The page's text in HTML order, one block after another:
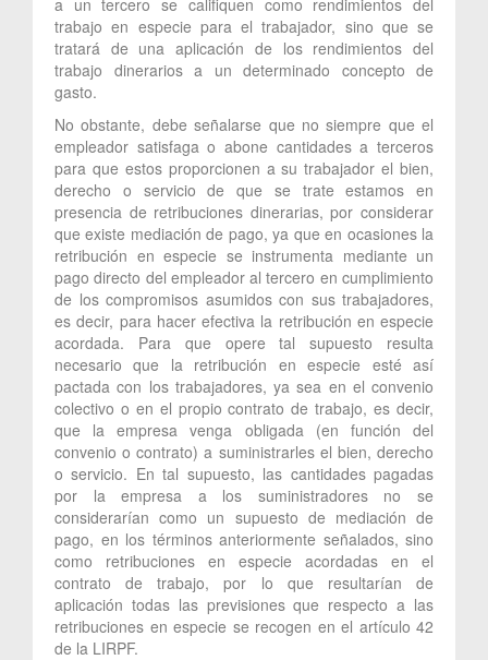
trabajo en especie para el trabajador, sino que se
tratará de una aplicación de los rendimientos del
trabajo dinerarios a un determinado concepto de
gasto.
No obstante, debe señalarse que no siempre que el
empleador satisfaga o abone cantidades a terceros
para que estos proporcionen a su trabajador el bien,
derecho o servicio de que se trate estamos en
presencia de retribuciones dinerarias, por considerar
que existe mediación de pago, ya que en ocasiones la
retribución en especie se instrumenta mediante un
pago directo del empleador al tercero en cumplimiento
de los compromisos asumidos con sus trabajadores,
es decir, para hacer efectiva la retribución en especie
acordada. Para que opere tal supuesto resulta
necesario que la retribución en especie esté así
pactada con los trabajadores, ya sea en el convenio
colectivo o en el propio contrato de trabajo, es decir,
que la empresa venga obligada (en función del
convenio o contrato) a suministrarles el bien, derecho
o servicio. En tal supuesto, las cantidades pagadas
por la empresa a los suministradores no se
considerarían como un supuesto de mediación de
pago, en los términos anteriormente señalados, sino
como retribuciones en especie acordadas en el
contrato de trabajo, por lo que resultarían de
aplicación todas las previsiones que respecto a las
retribuciones en especie se recogen en el artículo 42
de la LIRPF.